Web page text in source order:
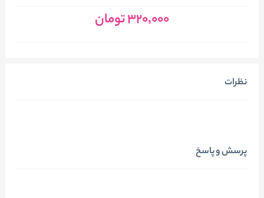
320٬000تومان
نظرات
پرسش و پاسخ